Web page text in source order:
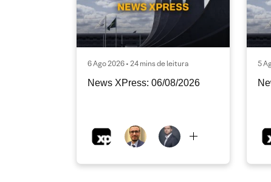
6 Ago 2026 • 24 mins de leitura
News XPress: 06/08/2026
5